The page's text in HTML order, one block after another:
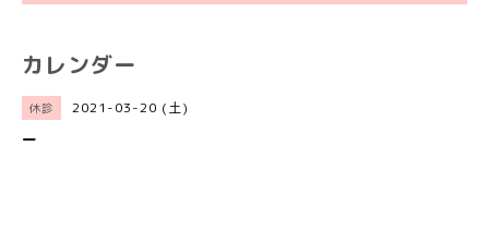
カレンダー
休診 2021-03-20 (土)
ー